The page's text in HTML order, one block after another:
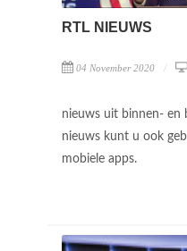
RTL NIEUWS
04 November 2020
nieuws uit binnen- en
nieuws kunt u ook
mobiele apps.